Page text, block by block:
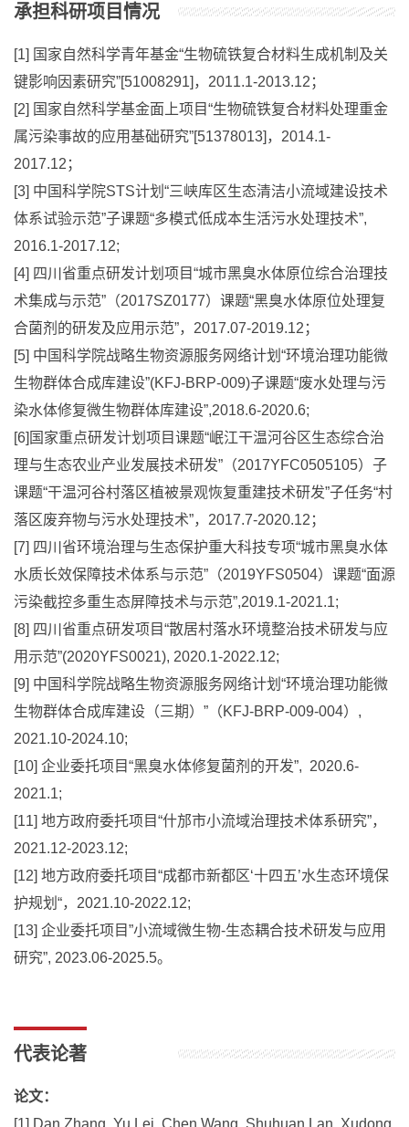
承担科研项目情况
[1] 国家自然科学青年基金“生物硫铁复合材料生成机制及关
键影响因素研究”[51008291]，2011.1-2013.12；
[2] 国家自然科学基金面上项目“生物硫铁复合材料处理重金
属污染事故的应用基础研究”[51378013]，2014.1-
2017.12；
[3] 中国科学院STS计划“三峡库区生态清洁小流域建设技术
体系试验示范”子课题“多模式低成本生活污水处理技术”,
2016.1-2017.12;
[4] 四川省重点研发计划项目“城市黑臭水体原位综合治理技
术集成与示范”（2017SZ0177）课题“黑臭水体原位处理复
合菌剂的研发及应用示范”，2017.07-2019.12；
[5] 中国科学院战略生物资源服务网络计划“环境治理功能微
生物群体合成库建设”(KFJ-BRP-009)子课题“废水处理与污
染水体修复微生物群体库建设”,2018.6-2020.6;
[6]国家重点研发计划项目课题“岷江干温河谷区生态综合治
理与生态农业产业发展技术研发”（2017YFC0505105）子
课题“干温河谷村落区植被景观恢复重建技术研发”子任务“村
落区废弃物与污水处理技术”，2017.7-2020.12；
[7] 四川省环境治理与生态保护重大科技专项“城市黑臭水体
水质长效保障技术体系与示范”（2019YFS0504）课题“面源
污染截控多重生态屏障技术与示范”,2019.1-2021.1;
[8] 四川省重点研发项目“散居村落水环境整治技术研发与应
用示范”(2020YFS0021), 2020.1-2022.12;
[9] 中国科学院战略生物资源服务网络计划“环境治理功能微
生物群体合成库建设（三期）”（KFJ-BRP-009-004）,
2021.10-2024.10;
[10] 企业委托项目“黑臭水体修复菌剂的开发”, 2020.6-
2021.1;
[11] 地方政府委托项目“什邡市小流域治理技术体系研究”，
2021.12-2023.12;
[12] 地方政府委托项目“成都市新都区‘十四五’水生态环境保
护规划“，2021.10-2022.12;
[13] 企业委托项目”小流域微生物-生态耦合技术研发与应用
研究”, 2023.06-2025.5。
代表论著
论文：
[1] Dan Zhang, Yu Lei, Chen Wang, Shuhuan Lan, Xudong